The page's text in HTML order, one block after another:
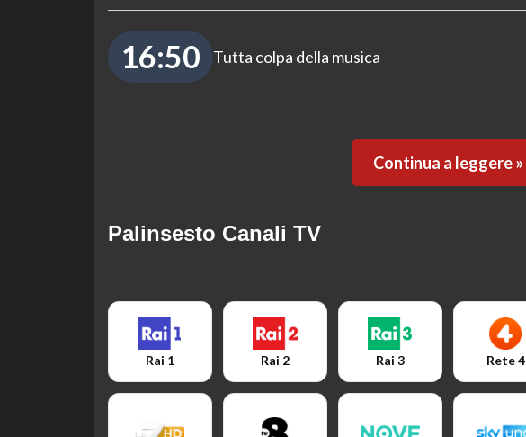
16:50 Tutta colpa della musica
Continua a leggere »
Palinsesto Canali TV
Rai 1 Rai 2 Rai 3 Rete 4